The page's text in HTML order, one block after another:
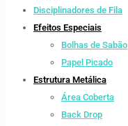
Disciplinadores de Fila
Efeitos Especiais
Bolhas de Sabão
Papel Picado
Estrutura Metálica
Área Coberta
Back Drop